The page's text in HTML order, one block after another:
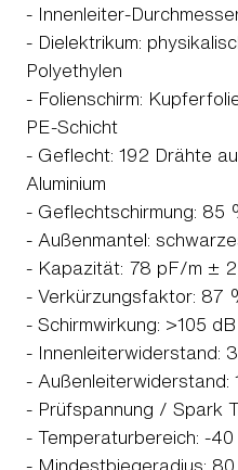
- Innenleiter-
- Dielektrikum:
Polyethylen
- Folienschirm:
PE-Schicht
- Geflecht: 192 Drähte
Aluminium
- Geflechtschirmung: 85
- Außenmantel:
- Kapazität: 78 pF/m ± 2
- Verkürzungsfaktor: 87
- Schirmwirkung: >105
- Innenleiterwiderstand:
- Außenleiterwiderstand:
- Prüfspannung / Spark
- Temperaturbereich: -40
- Mindestbiegeradius: 80